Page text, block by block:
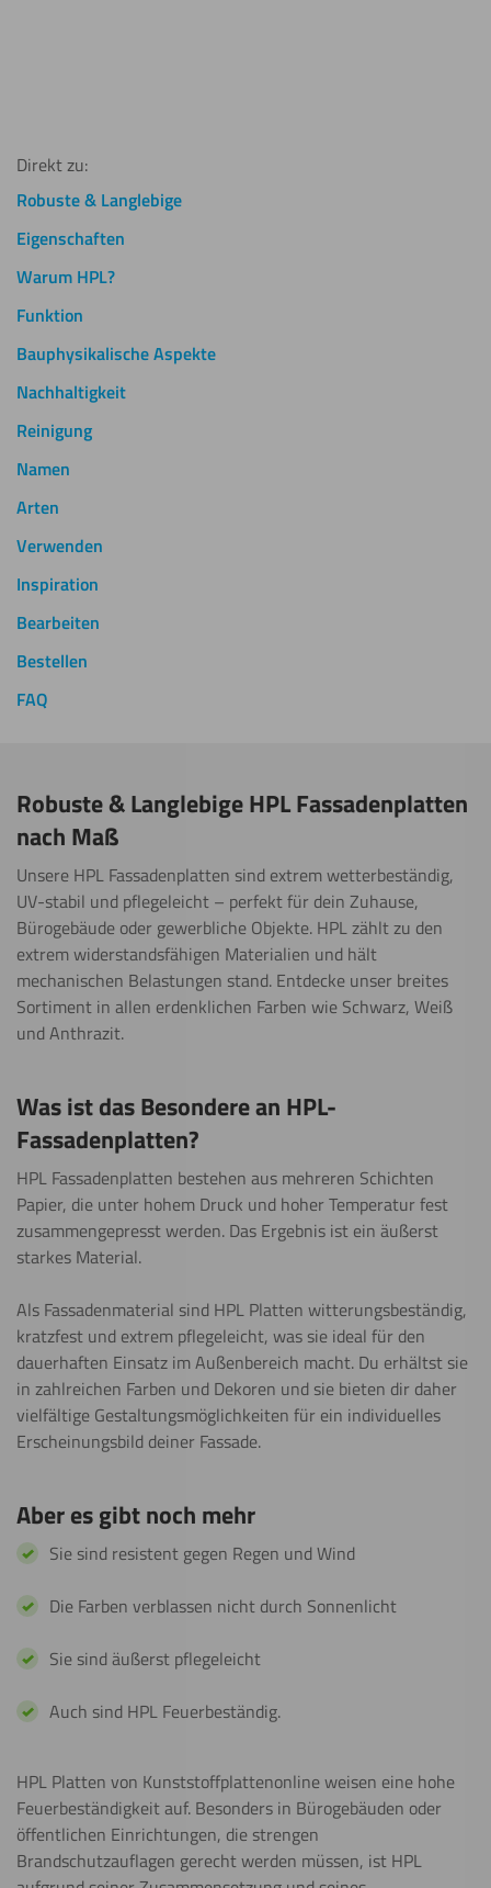
Direkt zu:
Robuste & Langlebige
Eigenschaften
Warum HPL?
Funktion
Bauphysikalische Aspekte
Nachhaltigkeit
Reinigung
Namen
Arten
Verwenden
Inspiration
Bearbeiten
Bestellen
FAQ
Robuste & Langlebige HPL Fassadenplatten
nach Maß
Unsere HPL Fassadenplatten sind extrem wetterbeständig,
UV-stabil und pflegeleicht – perfekt für dein Zuhause,
Bürogebäude oder gewerbliche Objekte. HPL zählt zu den
extrem widerstandsfähigen Materialien und hält
mechanischen Belastungen stand. Entdecke unser breites
Sortiment in allen erdenklichen Farben wie Schwarz, Weiß
und Anthrazit.
Was ist das Besondere an HPL-
Fassadenplatten?
HPL Fassadenplatten bestehen aus mehreren Schichten
Papier, die unter hohem Druck und hoher Temperatur fest
zusammengepresst werden. Das Ergebnis ist ein äußerst
starkes Material.
Als Fassadenmaterial sind HPL Platten witterungsbeständig,
kratzfest und extrem pflegeleicht, was sie ideal für den
dauerhaften Einsatz im Außenbereich macht. Du erhältst sie
in zahlreichen Farben und Dekoren und sie bieten dir daher
vielfältige Gestaltungsmöglichkeiten für ein individuelles
Erscheinungsbild deiner Fassade.
Aber es gibt noch mehr
Sie sind resistent gegen Regen und Wind
Die Farben verblassen nicht durch Sonnenlicht
Sie sind äußerst pflegeleicht
Auch sind HPL Feuerbeständig.
HPL Platten von Kunststoffplattenonline weisen eine hohe
Feuerbeständigkeit auf. Besonders in Bürogebäuden oder
öffentlichen Einrichtungen, die strengen
Brandschutzauflagen gerecht werden müssen, ist HPL